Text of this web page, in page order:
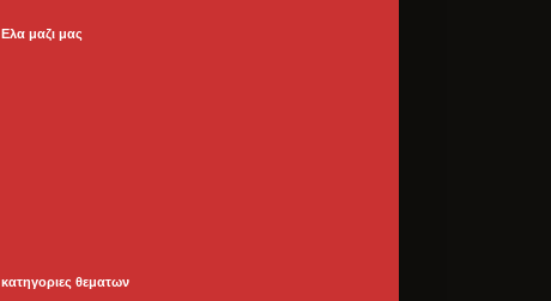
Ελα μαζι μας
κατηγοριες θεματων